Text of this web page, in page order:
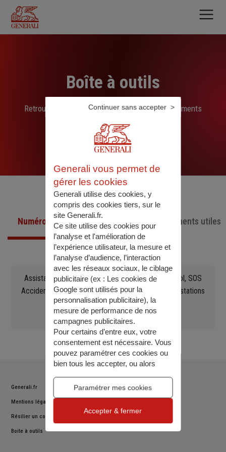
contenu
principal
Boîte à outils
Retrouvez ici les liens, N° de téléphone et documents
sélectionnés par nos soins
Numéro de téléphone utiles Documents utiles
Assistance en cas d'accident, crevaison, panne, vol, SOS
Accident Europ Assistance Constat, recherche de stations
Essence, remorquage (...)
0141858483
Generali.fr
Mentions légales
Résilier un contrat
Boite à outils
Generali vous permet de
gérer les cookies
Generali utilise des cookies, y
compris des cookies tiers, sur le
site Generali.fr.
Ce site utilise des cookies pour
l’analyse et l'amélioration de
l’expérience utilisateur, la mesure et
l’analyse d’audience, l’interaction
avec les réseaux sociaux, le ciblage
publicitaire (ex : Les cookies de
Google sont utilisés pour la
personnalisation publicitaire), la
mesure de performance de nos
campagnes publicitaires.
Pour certains d’entre eux, votre
consentement est nécessaire. Vous
pouvez paramétrer ces cookies ou
bien tous les accepter, ou alors
navigation sans les accepter. Vous
pourrez modifier ce choix à tout
Pour plus d’information,
Paramétrer mes cookies
Continuer sans accepter
Accepter & fermer